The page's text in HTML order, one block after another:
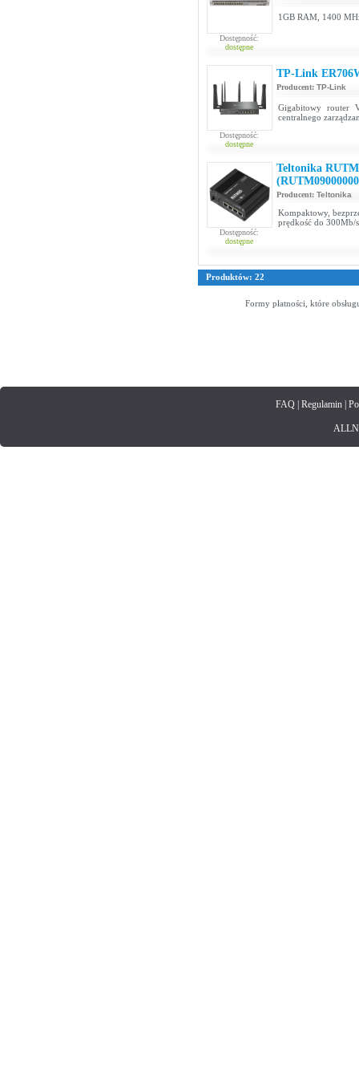
Dostępność:
dostępne
1GB RAM, 1400
Dostępność:
dostępne
TP-Link
Producent: TP-Link
Gigabitowy router
centralnego
Dostępność:
dostępne
Teltonika
Producent: Teltonika
Kompaktowy,
prędkość do 300Mb/
Produktów: 22
Formy płatności, które
FAQ| Regulamin|